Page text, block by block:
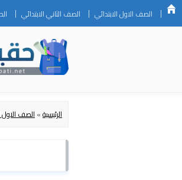
الصف الاول الابتدائي الصف الثاني الابتدائي
الرئيسية»الصف الاول